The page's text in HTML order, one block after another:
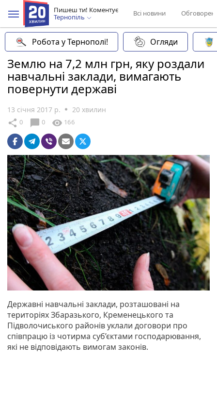
Пишеш ти! Коментує
Тернопіль
Всі новини
Робота у Тернополі! Огляди
Землю на 7,2 млн грн, яку роздали
навчальні заклади, вимагають
повернути державі
13 січня 2017 р. 20 хвилин
share 0 chat_bubble 0 visibility 166
Державні навчальні заклади, розташовані на
територіях Збаразького, Кременецького та
Підволочиського районів уклали договори про
співпрацю із чотирма суб’єктами господарювання,
які не відповідають вимогам законів.